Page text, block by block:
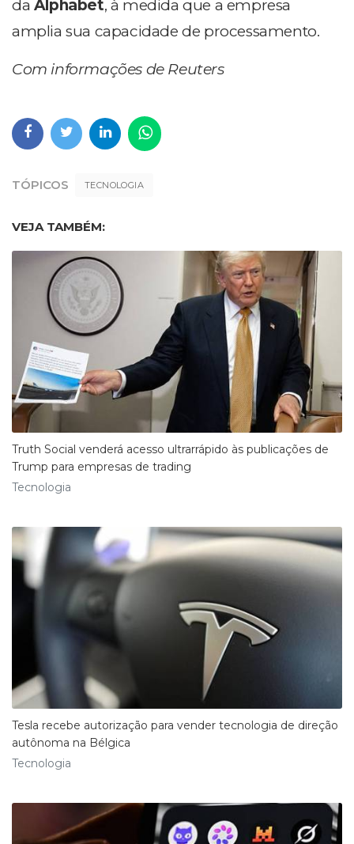
da Alphabet, à medida que a empresa
amplia sua capacidade de processamento.
Com informações de Reuters
TÓPICOS TECNOLOGIA
VEJA TAMBÉM:
Truth Social venderá acesso ultrarrápido às publicações de
Trump para empresas de trading
Tecnologia
Tesla recebe autorização para vender tecnologia de direção
autônoma na Bélgica
Tecnologia